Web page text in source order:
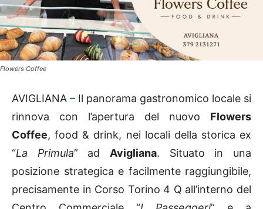
Flowers Coffee
AVIGLIANA – Il panorama gastronomico locale si
rinnova con l’apertura del nuovo Flowers
Coffee, food & drink, nei locali della storica ex
“La Primula” adAvigliana. Situato in una
posizione strategica e facilmente raggiungibile,
precisamente in Corso Torino 4 Q all’interno del